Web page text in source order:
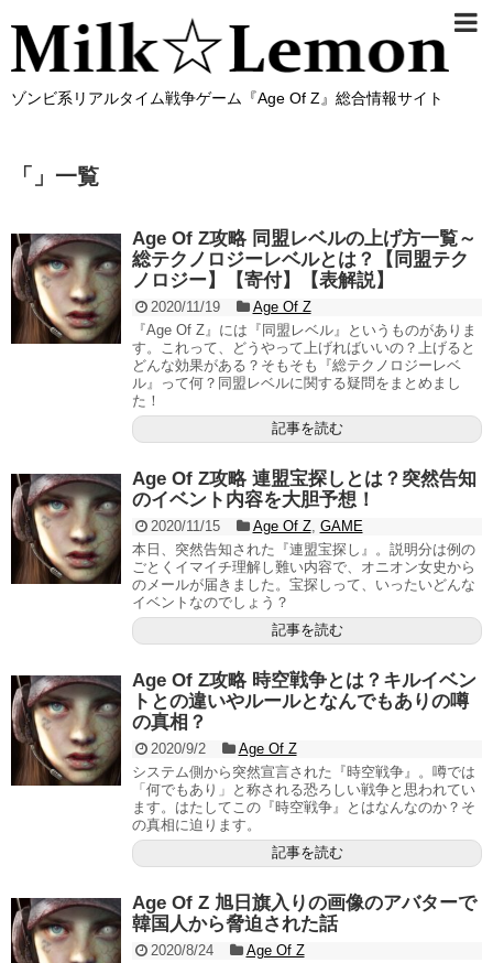
ゾンビ系リアルタイム戦争ゲーム『Age Of Z』総合情報サイト
「 」 一覧
Age Of Z攻略 同盟レベルの上げ方一覧～
総テクノロジーレベルとは？【同盟テク
ノロジー】【寄付】【表解説】
2020/11/19
Age Of Z
『Age Of Z』には『同盟レベル』というものがありま
す。これって、どうやって上げればいいの？上げると
どんな効果がある？そもそも『総テクノロジーレベ
ル』って何？同盟レベルに関する疑問をまとめまし
た！
記事を読む
Age Of Z攻略 連盟宝探しとは？突然告知
のイベント内容を大胆予想！
2020/11/15 Age Of Z, GAME
本日、突然告知された『連盟宝探し』。説明分は例の
ごとくイマイチ理解し難い内容で、オニオン女史から
のメールが届きました。宝探しって、いったいどんな
イベントなのでしょう？
記事を読む
Age Of Z攻略 時空戦争とは？キルイベン
トとの違いやルールとなんでもありの噂
の真相？
2020/9/2
Age Of Z
システム側から突然宣言された『時空戦争』。噂では
「何でもあり」と称される恐ろしい戦争と思われてい
ます。はたしてこの『時空戦争』とはなんなのか？そ
の真相に迫ります。
記事を読む
Age Of Z 旭日旗入りの画像のアバターで
韓国人から脅迫された話
2020/8/24
Age Of Z